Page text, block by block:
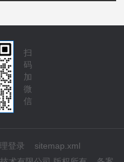
扫
码
加
微
信
登录
sitemap.xml